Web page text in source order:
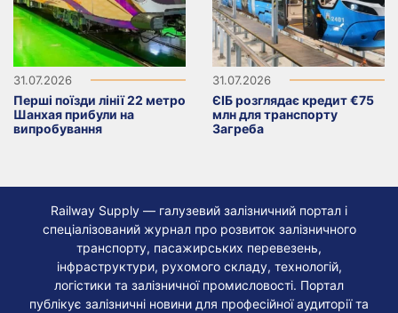
31.07.2026
Перші поїзди лінії 22 метро
Шанхая прибули на
випробування
31.07.2026
ЄІБ розглядає кредит €75
млн для транспорту
Загреба
Railway Supply — галузевий залізничний портал і
спеціалізований журнал про розвиток залізничного
транспорту, пасажирських перевезень,
інфраструктури, рухомого складу, технологій,
логістики та залізничної промисловості. Портал
публікує залізничні новини для професійної аудиторії та